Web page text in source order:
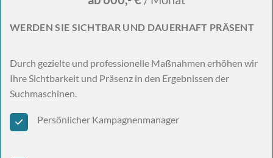
WERDEN SIE SICHTBAR UND DAUERHAFT PRÄSENT
Durch gezielte und professionelle Maßnahmen erhöhen wir
Ihre Sichtbarkeit und Präsenz in den Ergebnissen der
Suchmaschinen.
Persönlicher Kampagnenmanager